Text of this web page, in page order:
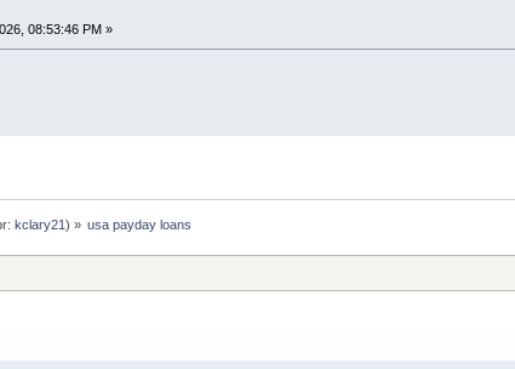
08:53:46 PM »
kclary21) » usa payday loans